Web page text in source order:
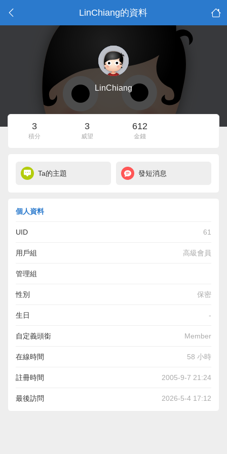
LinChiang的資料
LinChiang
3
積分
3
威望
612
金錢
Ta的主題 發短消息
個人資料
UID 61
用戶組 高級會員
管理組
性別 保密
生日 -
自定義頭銜 Member
在線時間 58 小時
註冊時間 2005-9-7 21:24
最後訪問 2026-5-4 17:12